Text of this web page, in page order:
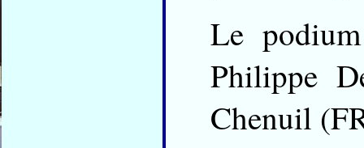
Le
Philippe
Chenuil